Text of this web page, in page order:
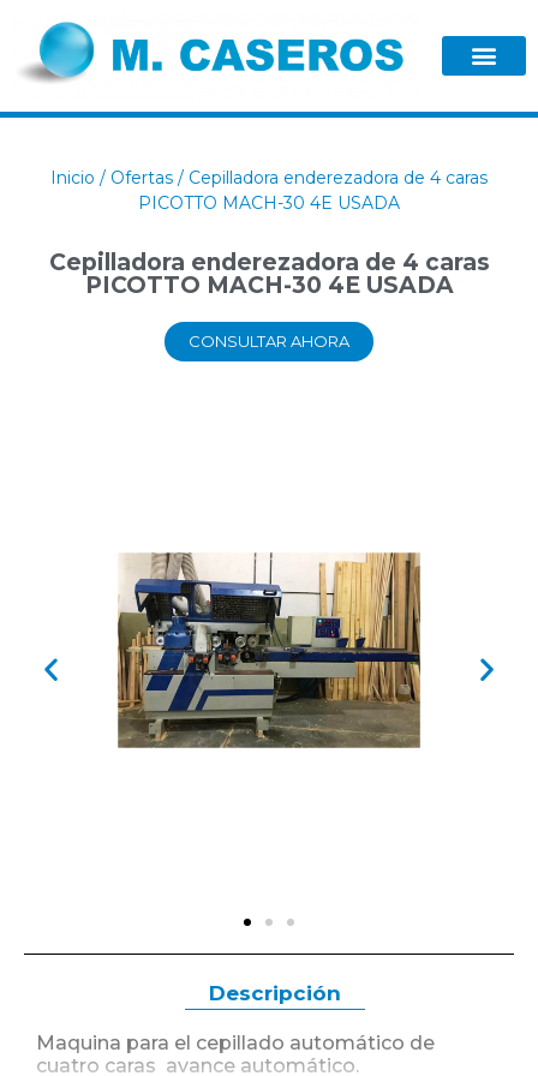
Inicio / Ofertas / Cepilladora enderezadora de 4 caras
PICOTTO MACH-30 4E USADA
Cepilladora enderezadora de 4 caras
PICOTTO MACH-30 4E USADA
CONSULTAR AHORA
Descripción
Maquina para el cepillado automático de
cuatro caras avance automático.